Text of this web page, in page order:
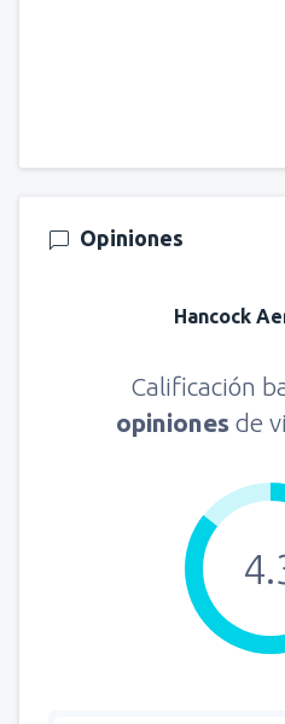
Opiniones
Hancock
Calificación
opiniones de